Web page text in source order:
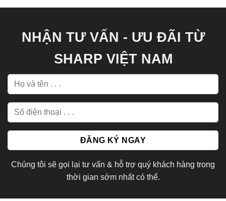
NHẬN TƯ VẤN - ƯU ĐÃI TỪ
SHARP VIỆT NAM
Chúng tôi sẽ gọi lại tư vấn & hỗ trợ quý khách hàng trong
thời gian sớm nhất có thể.